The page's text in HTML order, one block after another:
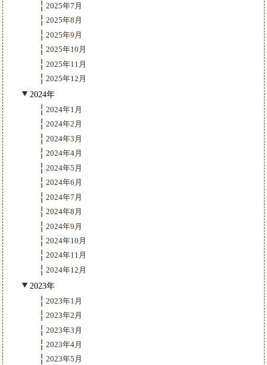
2025年7月
2025年8月
2025年9月
2025年10月
2025年11月
2025年12月
2024年
2024年1月
2024年2月
2024年3月
2024年4月
2024年5月
2024年6月
2024年7月
2024年8月
2024年9月
2024年10月
2024年11月
2024年12月
2023年
2023年1月
2023年2月
2023年3月
2023年4月
2023年5月